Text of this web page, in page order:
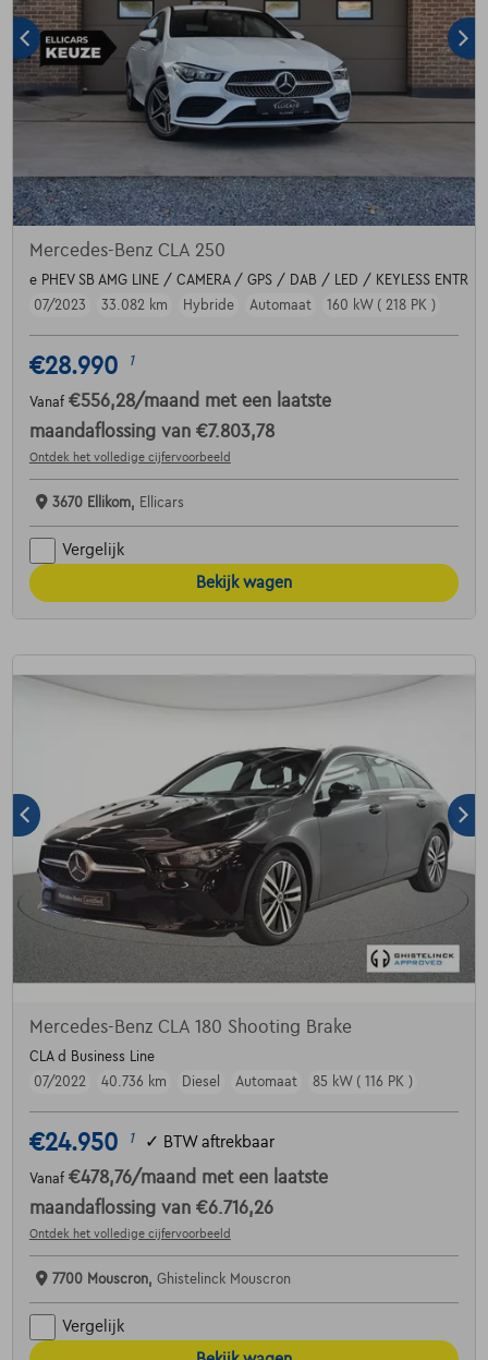
Mercedes-Benz CLA 250
e PHEV SB AMG LINE / CAMERA / GPS / DAB / LED / KEYLESS ENTR
07/2023
33.082 km Hybride Automaat 160 kW ( 218 PK )
€28.990 1
Vanaf €556,28/maand met een laatste
maandaflossing van €7.803,78
Ontdek het volledige cijfervoorbeeld
3670 Ellikom, Ellicars
Vergelijk
Bekijk wagen
Mercedes-Benz CLA 180 Shooting Brake
CLA d Business Line
07/2022
40.736 km Diesel Automaat 85 kW ( 116 PK )
€24.950 1 ✓ BTW aftrekbaar
Vanaf €478,76/maand met een laatste
maandaflossing van €6.716,26
Ontdek het volledige cijfervoorbeeld
7700 Mouscron, Ghistelinck Mouscron
Vergelijk